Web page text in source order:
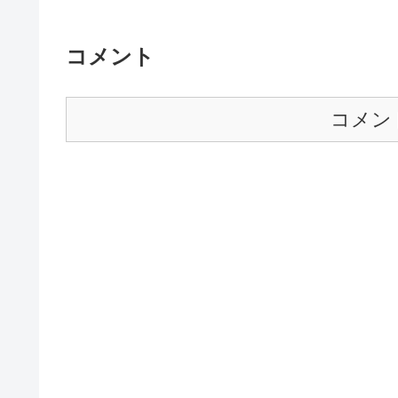
コメント
コメン